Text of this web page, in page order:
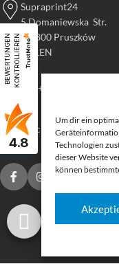
Um dir ein
Technologien
dieser Website
können
Supraprint24
5 Domaniewska Str.
05-800 Pruszków
POLEN
Tel: +48 517 395 069
B
E
W
E
R
T
U
N
G
E
N
K
O
N
T
R
O
L
L
I
E
R
EN
4.8